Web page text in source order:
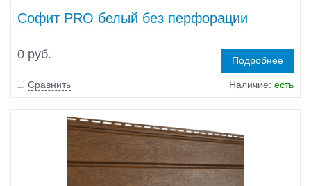
Софит PRO белый без перфорации
0 руб. Подробнее
Сравнить Наличие: есть